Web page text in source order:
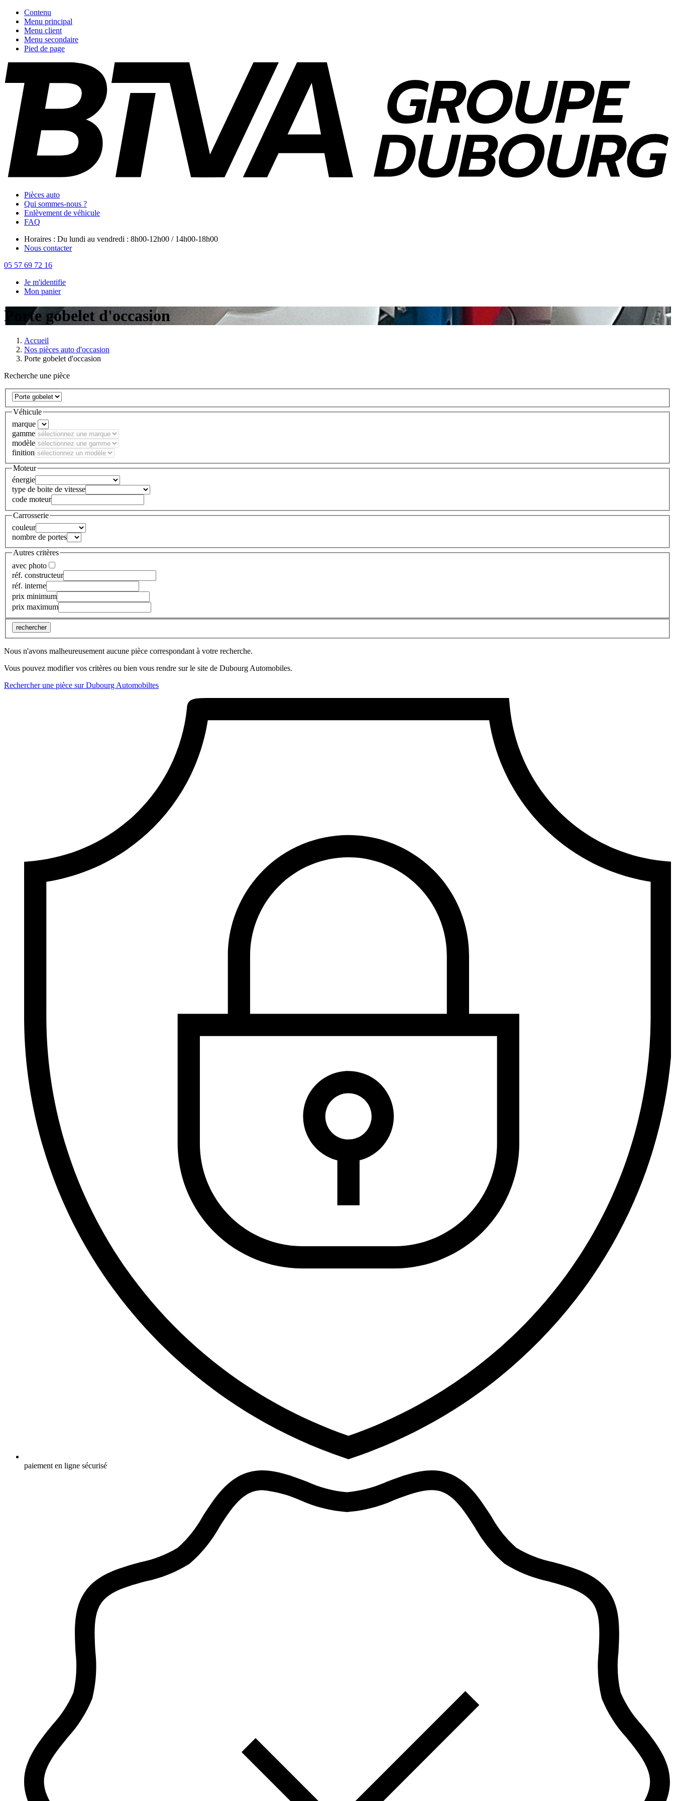
Contenu
Menu principal
Menu client
Menu secondaire
Pied de page
Pièces auto
Qui sommes-nous ?
Enlèvement de véhicule
FAQ
Horaires : Du lundi au vendredi : 8h00-12h00 / 14h00-18h00
Nous contacter
05 57 69 72 16
Je m'identifie
Mon panier
Porte gobelet d'occasion
Accueil
Nos pièces auto d'occasion
Porte gobelet d'occasion
Recherche une pièce
Véhicule
marque
gamme
modèle
finition
Moteur
énergie
type de boite de vitesse
code moteur
Carrosserie
couleur
nombre de portes
Autres critères
avec photo
réf. constructeur
réf. interne
prix minimum
prix maximum
rechercher
Nous n'avons malheureusement aucune pièce correspondant à votre recherche.
Vous pouvez modifier vos critères ou bien vous rendre sur le site de Dubourg Automobiles.
Rechercher une pièce sur Dubourg Automobiltes
paiement en ligne sécurisé